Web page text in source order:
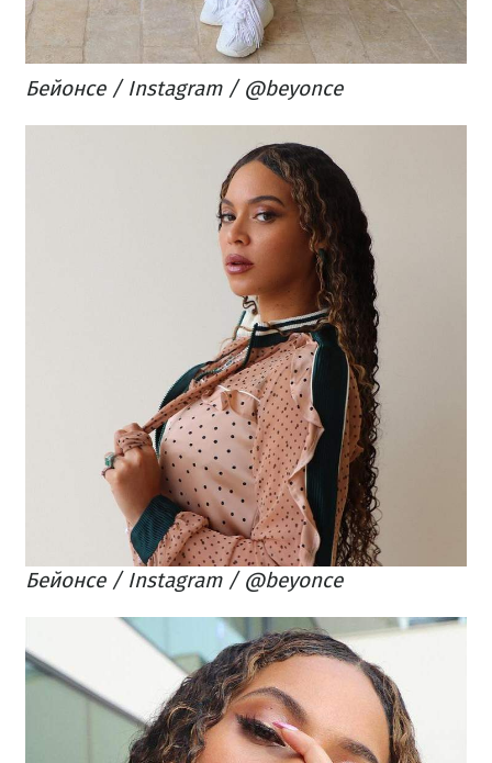
Бейонсе / Instagram / @beyonce
Бейонсе / Instagram / @beyonce